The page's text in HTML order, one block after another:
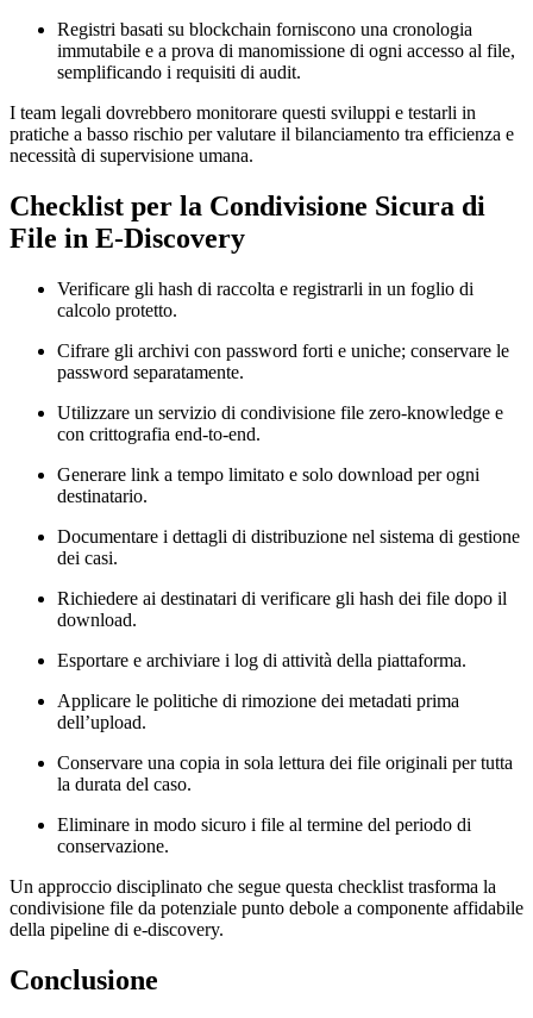
Registri basati su blockchain forniscono una cronologia
immutabile e a prova di manomissione di ogni accesso al file,
semplificando i requisiti di audit.
I team legali dovrebbero monitorare questi sviluppi e testarli in
pratiche a basso rischio per valutare il bilanciamento tra efficienza e
necessità di supervisione umana.
Checklist per la Condivisione Sicura di
File in E‑Discovery
Verificare gli hash di raccolta e registrarli in un foglio di
calcolo protetto.
Cifrare gli archivi con password forti e uniche; conservare le
password separatamente.
Utilizzare un servizio di condivisione file zero‑knowledge e
con crittografia end‑to‑end.
Generare link a tempo limitato e solo download per ogni
destinatario.
Documentare i dettagli di distribuzione nel sistema di gestione
dei casi.
Richiedere ai destinatari di verificare gli hash dei file dopo il
download.
Esportare e archiviare i log di attività della piattaforma.
Applicare le politiche di rimozione dei metadati prima
dell’upload.
Conservare una copia in sola lettura dei file originali per tutta
la durata del caso.
Eliminare in modo sicuro i file al termine del periodo di
conservazione.
Un approccio disciplinato che segue questa checklist trasforma la
condivisione file da potenziale punto debole a componente affidabile
della pipeline di e‑discovery.
Conclusione